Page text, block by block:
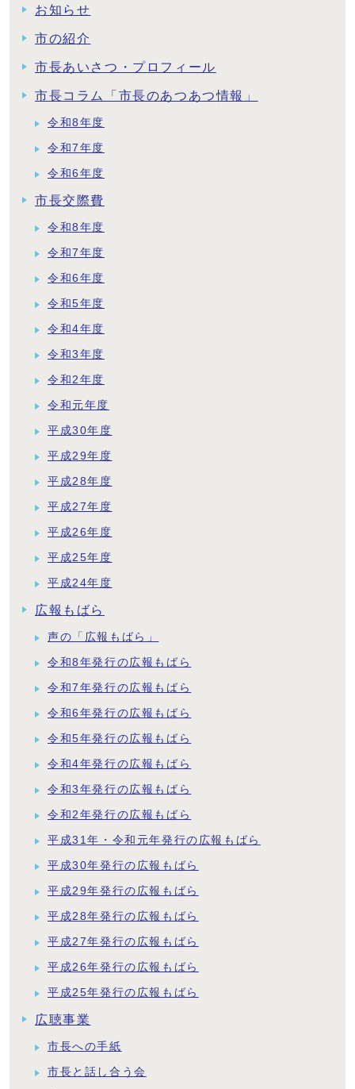
お知らせ
市の紹介
市長あいさつ・プロフィール
市長コラム「市長のあつあつ情報」
令和8年度
令和7年度
令和6年度
市長交際費
令和8年度
令和7年度
令和6年度
令和5年度
令和4年度
令和3年度
令和2年度
令和元年度
平成30年度
平成29年度
平成28年度
平成27年度
平成26年度
平成25年度
平成24年度
広報もばら
声の「広報もばら」
令和8年発行の広報もばら
令和7年発行の広報もばら
令和6年発行の広報もばら
令和5年発行の広報もばら
令和4年発行の広報もばら
令和3年発行の広報もばら
令和2年発行の広報もばら
平成31年・令和元年発行の広報もばら
平成30年発行の広報もばら
平成29年発行の広報もばら
平成28年発行の広報もばら
平成27年発行の広報もばら
平成26年発行の広報もばら
平成25年発行の広報もばら
広聴事業
市長への手紙
市長と話し合う会